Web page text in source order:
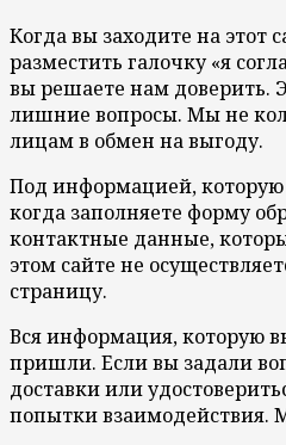
Когда вы заходите на
разместить галочку «я
вы решаете нам доверить.
лишние вопросы. Мы не
лицам в обмен на выгоду.
Под информацией, которую
когда заполняете форму
контактные данные,
этом сайте не
страницу.
Вся информация, которую
пришли. Если вы задали
доставки или
попытки взаимодействия.